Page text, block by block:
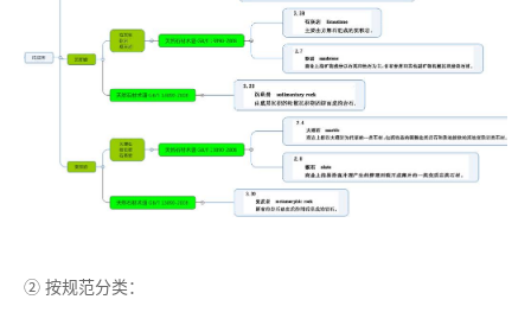
② 按规范分类：